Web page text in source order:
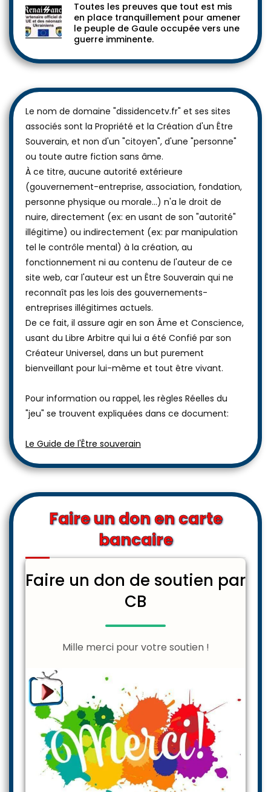
Toutes les preuves que tout est mis
en place tranquillement pour amener
le peuple de Gaule occupée vers une
guerre imminente.
Le nom de domaine "dissidencetv.fr" et ses sites
associés sont la Propriété et la Création d'un Être
Souverain, et non d'un "citoyen", d'une "personne"
ou toute autre fiction sans âme.
À ce titre, aucune autorité extérieure
(gouvernement-entreprise, association, fondation,
personne physique ou morale...) n'a le droit de
nuire, directement (ex: en usant de son "autorité"
illégitime) ou indirectement (ex: par manipulation
tel le contrôle mental) à la création, au
fonctionnement ni au contenu de l'auteur de ce
site web, car l'auteur est un Être Souverain qui ne
reconnaît pas les lois des gouvernements-
entreprises illégitimes actuels.
De ce fait, il assure agir en son Âme et Conscience,
usant du Libre Arbitre qui lui a été Confié par son
Créateur Universel, dans un but purement
bienveillant pour lui-même et tout être vivant.
Pour information ou rappel, les règles Réelles du
"jeu" se trouvent expliquées dans ce document:
Le Guide de l'Être souverain
Faire un don en carte
bancaire
Faire un don de soutien par
CB
Mille merci pour votre soutien !